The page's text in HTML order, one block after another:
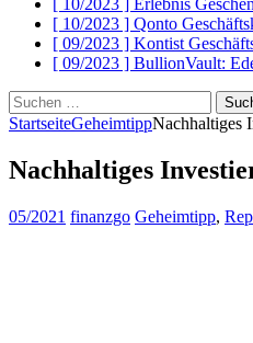
[ 10/2023 ] Erlebnis
[ 10/2023 ] Qonto
[ 09/2023 ] Kontist
[ 09/2023 ] BullionVault:
Suchen
nach:
StartseiteGeheimtippNachhaltiges
Nachhaltiges
05/2021 finanzgo Geheimtipp,